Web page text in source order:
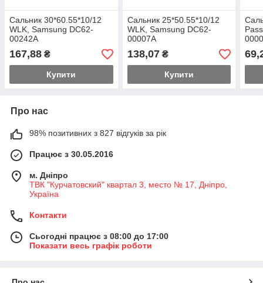
Сальник 30*60.55*10/12
WLK, Samsung DC62-
00242A
167,88 ₴
Купити
Сальник 25*50.55*10/12
WLK, Samsung DC62-
00007A
138,07₴
Купити
Про нас
98% позитивних з 827 відгуків за рік
Працює з 30.05.2016
м. Дніпро
ТВК "Курчатовский" квартал 3, место № 17, Дніпро,
Україна
Контакти
Сьогодні працює з 08:00 до 17:00
Показати весь графік роботи